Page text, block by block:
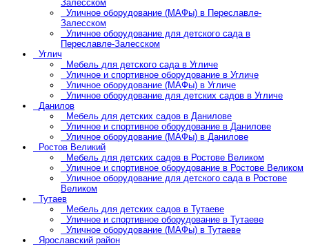
Залесском
Уличное оборудование (МАФы) в Переславле-
Залесском
Уличное оборудование для детского сада в
Переславле-Залесском
Углич
Мебель для детского сада в Угличе
Уличное и спортивное оборудование в Угличе
Уличное оборудование (МАФы) в Угличе
Уличное оборудование для детских садов в Угличе
Данилов
Мебель для детских садов в Данилове
Уличное и спортивное оборудование в Данилове
Уличное оборудование (МАФы) в Данилове
Ростов Великий
Мебель для детских садов в Ростове Великом
Уличное и спортивное оборудование в Ростове Великом
Уличное оборудование для детского сада в Ростове
Великом
Тутаев
Мебель для детских садов в Тутаеве
Уличное и спортивное оборудование в Тутаеве
Уличное оборудование (МАФы) в Тутаеве
Ярославский район